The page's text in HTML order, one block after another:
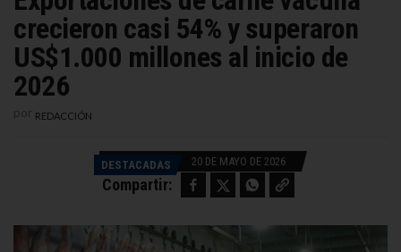
crecieron casi 54% y superaron
US$1.000 millones al inicio de
2026
REDACCIÓN
DESTACADAS 20 DE MAYO DE 2026
Compartir: Facebook Twitter WhatsApp Copy link